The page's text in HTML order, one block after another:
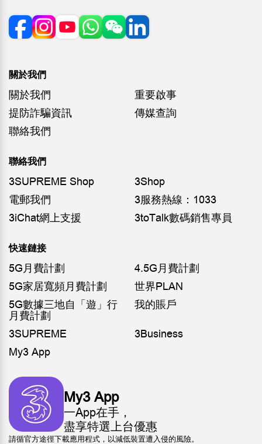
關於我們
關於我們
重要啟事
提防詐騙資訊
傳媒查詢
聯絡我們
聯絡我們
3SUPREME Shop
3Shop
電郵我們
3服務熱線：1033
3iChat網上支援
3toTalk數碼銷售專員
快速鏈接
5G月費計劃
4.5G月費計劃
5G家居寬頻月費計劃
世界PLAN
5G數據三地自「遊」行
月費計劃
我的賬戶
3SUPREME
3Business
My3 App
My3 App
一App在手，
盡享特選上台優惠
請循官方途徑下載應用程式，以減低裝置遭入侵的風險。